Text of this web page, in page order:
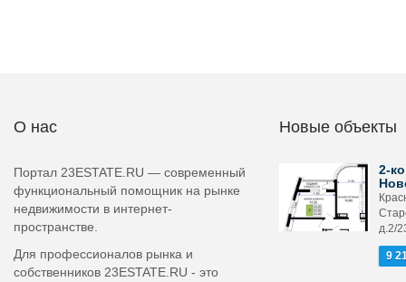
О нас
Портал 23ESTATE.RU — современный
функциональный помощник на рынке
недвижимости в интернет-
пространстве.
Для профессионалов рынка и
собственников 23ESTATE.RU - это
Новые объекты
2-
д.2/
9